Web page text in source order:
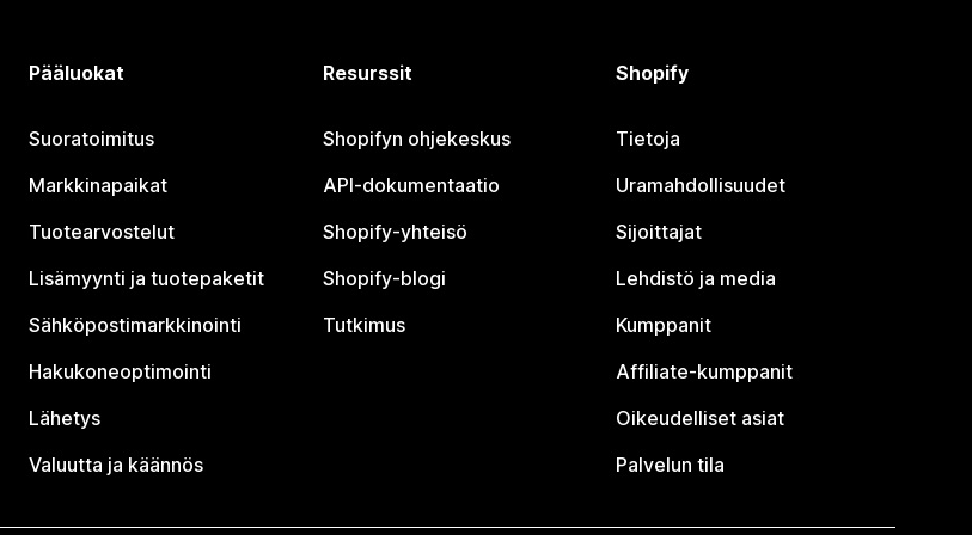
Pääluokat
Suoratoimitus
Markkinapaikat
Tuotearvostelut
Lisämyynti ja tuotepaketit
Sähköpostimarkkinointi
Hakukoneoptimointi
Lähetys
Valuutta ja käännös
Resurssit
Shopifyn ohjekeskus
API-dokumentaatio
Shopify-yhteisö
Shopify-blogi
Tutkimus
Shopify
Tietoja
Uramahdollisuudet
Sijoittajat
Lehdistö ja media
Kumppanit
Affiliate-kumppanit
Oikeudelliset asiat
Palvelun tila